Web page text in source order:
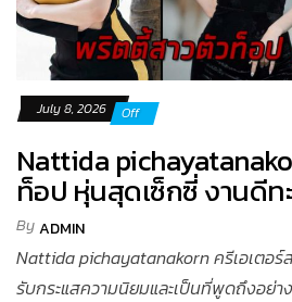
July 8, 2026 Off
Nattida
ท็อป หุ่นสุดเซ็กซี่ งานดีท
ByADMIN
Nattida pichayatanakorn ครีเอเตอ
รับกระแสความนิยมและเป็นที่พูดถึงอย่า